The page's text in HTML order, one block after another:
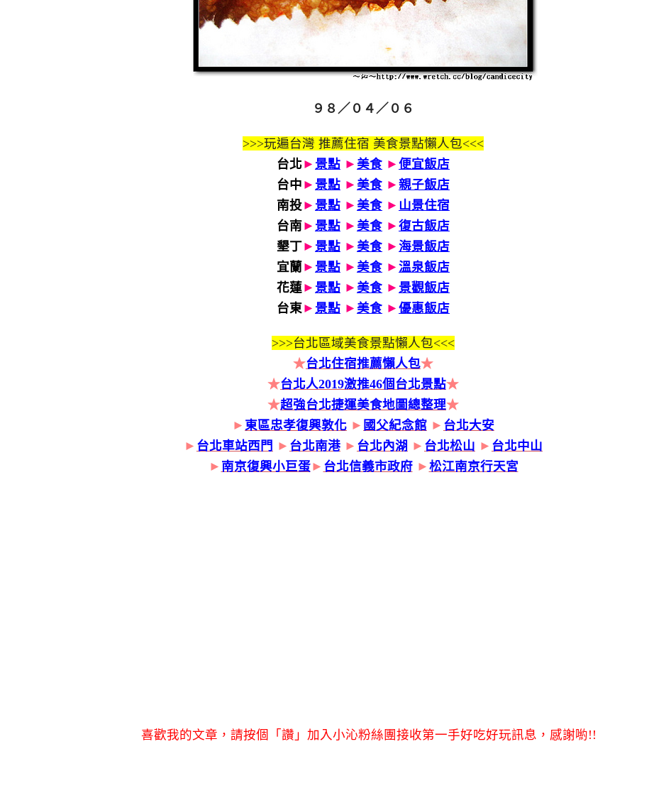
９８／０４／０６
>>>玩遍台灣 推薦住宿 美食景點懶人包<<<
台北► 景點 ► 美食 ► 便宜飯店
台中 ► 景點 ► 美食 ► 親子飯店
南投► 景點 ► 美食 ► 山景住宿
台南► 景點 ► 美食 ► 復古飯店
墾丁► 景點 ► 美食 ► 海景飯店
宜蘭 ► 景點 ► 美食 ► 溫泉飯店
花蓮► 景點 ► 美食 ► 景觀飯店
台東► 景點 ► 美食 ► 優惠飯店
>>>台北區域美食景點懶人包<<<
★台北住宿推薦懶人包★
★台北人2019激推46個台北景點★
★超強台北捷運美食地圖總整理★
► 東區忠孝復興敦化 ► 國父紀念館 ► 台北大安
► 台北車站西門 ► 台北南港 ► 台北內湖 ► 台北松山 ► 台北中山
► 南京復興小巨蛋► 台北信義市政府► 松江南京行天宮
喜歡我的文章，請按個「讚」加入小沁粉絲團接收第一手好吃好玩訊息，感謝喲!!